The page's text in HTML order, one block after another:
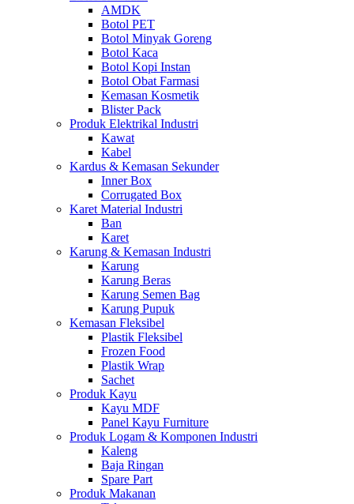
AMDK
Botol PET
Botol Minyak Goreng
Botol Kaca
Botol Kopi Instan
Botol Obat Farmasi
Kemasan Kosmetik
Blister Pack
Produk Elektrikal Industri
Kawat
Kabel
Kardus & Kemasan Sekunder
Inner Box
Corrugated Box
Karet Material Industri
Ban
Karet
Karung & Kemasan Industri
Karung
Karung Beras
Karung Semen Bag
Karung Pupuk
Kemasan Fleksibel
Plastik Fleksibel
Frozen Food
Plastik Wrap
Sachet
Produk Kayu
Kayu MDF
Panel Kayu Furniture
Produk Logam & Komponen Industri
Kaleng
Baja Ringan
Spare Part
Produk Makanan